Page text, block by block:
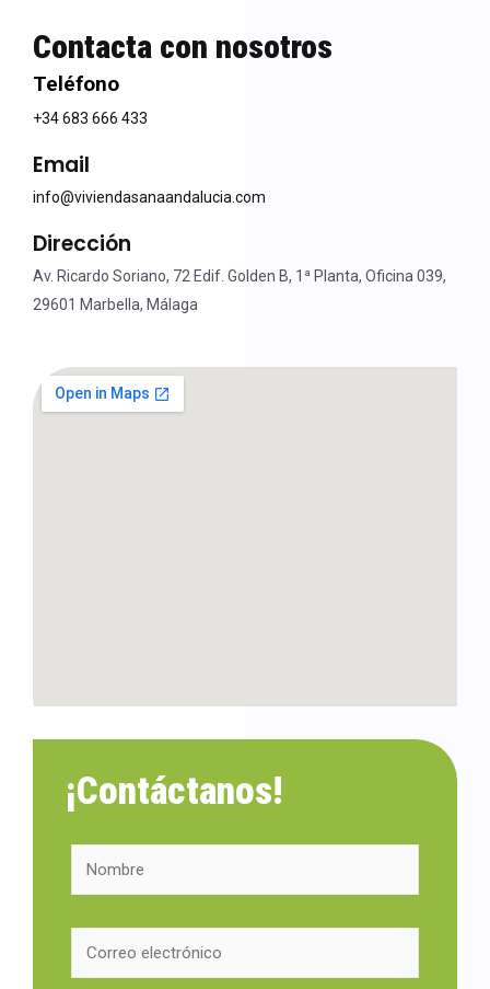
Contacta con nosotros
Teléfono
+34 683 666 433
Email
info@viviendasanaandalucia.com
Dirección
Av. Ricardo Soriano, 72 Edif. Golden B, 1ª Planta, Oficina 039,
29601 Marbella, Málaga
¡Contáctanos!